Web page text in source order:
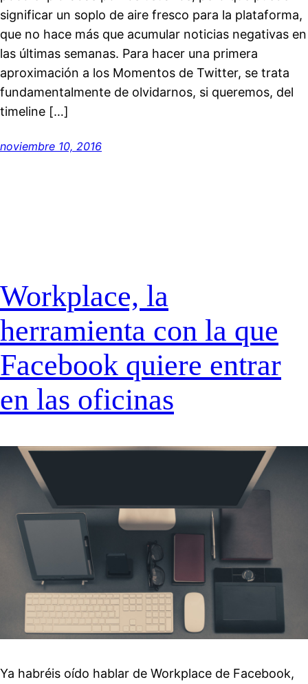
significar un soplo de aire fresco para la plataforma,
que no hace más que acumular noticias negativas en
las últimas semanas. Para hacer una primera
aproximación a los Momentos de Twitter, se trata
fundamentalmente de olvidarnos, si queremos, del
timeline […]
noviembre 10, 2016
Workplace, la
herramienta con la que
Facebook quiere entrar
en las oficinas
Ya habréis oído hablar de Workplace de Facebook,